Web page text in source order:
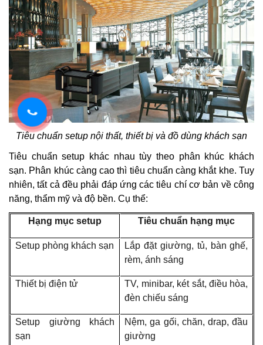
Tiêu chuẩn setup nội thất, thiết bị và đồ dùng khách sạn
Tiêu chuẩn setup khác nhau tùy theo phân khúc khách
sạn. Phân khúc càng cao thì tiêu chuẩn càng khắt khe. Tuy
nhiên, tất cả đều phải đáp ứng các tiêu chí cơ bản về công
năng, thẩm mỹ và độ bền. Cụ thể:
Hạng mục setup Tiêu chuẩn hạng mục
Setup phòng khách sạn
Lắp đặt giường, tủ, bàn ghế,
rèm, ánh sáng
Thiết bị điện tử
TV, minibar, két sắt, điều hòa,
đèn chiếu sáng
Setup giường khách
sạn
Nệm, ga gối, chăn, drap, đầu
giường